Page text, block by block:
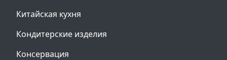
Китайская кухня
Кондитерские изделия
Консервация